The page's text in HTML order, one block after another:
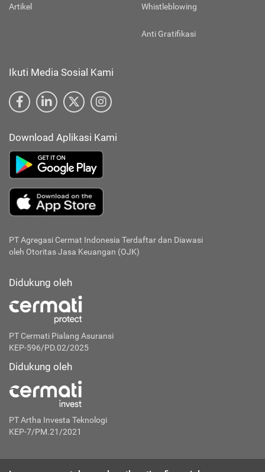
Artikel Whistleblowing
Anti Gratifikasi
Ikuti Media Sosial Kami
Download Aplikasi Kami
PT Agregasi Cermat Indonesia Terdaftar dan Diawasi
oleh Otoritas Jasa Keuangan (OJK)
Didukung oleh
PT Cermati Pialang Asuransi
KEP-596/PD.02/2025
Didukung oleh
PT Artha Investa Teknologi
KEP-7/PM.21/2021